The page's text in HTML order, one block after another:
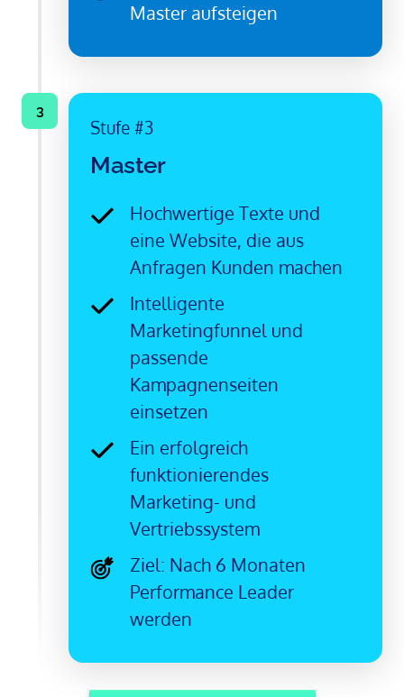
Master aufsteigen
3
Stufe #3
Master
Hochwertige Texte und
eine Website, die aus
Anfragen Kunden machen
Intelligente
Marketingfunnel und
passende
Kampagnenseiten
einsetzen
Ein erfolgreich
funktionierendes
Marketing- und
Vertriebssystem
Ziel: Nach 6 Monaten
Performance Leader
werden